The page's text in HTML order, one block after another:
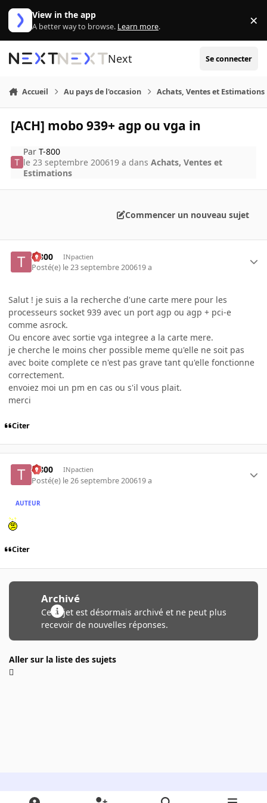
Aller au contenu
View in the app
A better way to browse. Learn more. ×
Next Se connecter
Accueil Au pays de l'occasion Achats, Ventes et Estimations
[ACH] mobo 939+ agp ou vga in
ParT-800
le 23 septembre 200619 a dansAchats, Ventes et
Estimations
Commencer un nouveau sujet
T-800 INpactien
Posté(e) le 23 septembre 200619 a
Salut ! je suis a la recherche d'une carte mere pour les
processeurs socket 939 avec un port agp ou agp + pci-e
comme asrock.
Ou encore avec sortie vga integree a la carte mere.
je cherche le moins cher possible meme qu'elle ne soit pas
avec boite complete ce n'est pas grave tant qu'elle fonctionne
correctement.
envoiez moi un pm en cas ou s'il vous plait.
merci
Citer
T-800 INpactien
Posté(e) le 26 septembre 200619 a
AUTEUR
Citer
Archivé
Ce sujet est désormais archivé et ne peut plus
recevoir de nouvelles réponses.
Aller sur la liste des sujets